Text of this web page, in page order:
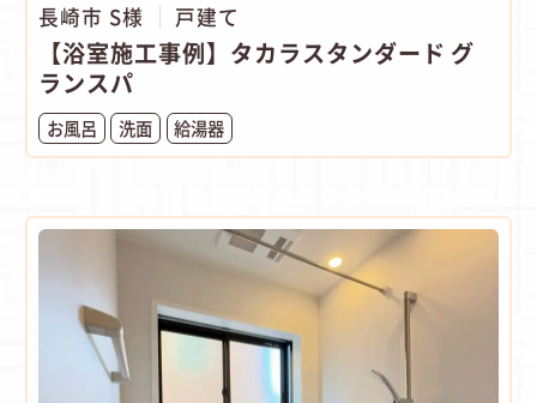
長崎市 S様 戸建て
【浴室施工事例】タカラスタンダード グ
ランスパ
お風呂 洗面 給湯器